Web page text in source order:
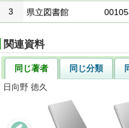
3 県立図書館
関連資料
同じ著者 同じ分類
日向野 徳久